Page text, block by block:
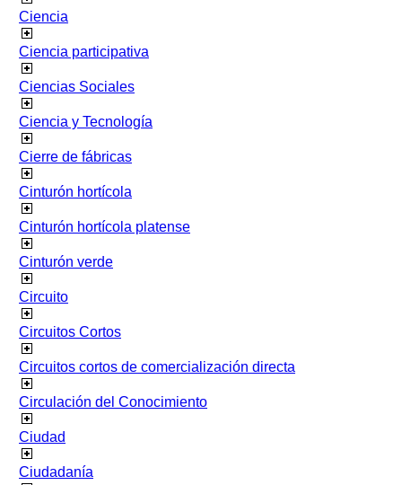
Ciencia
Ciencia participativa
Ciencias Sociales
Ciencia y Tecnología
Cierre de fábricas
Cinturón hortícola
Cinturón hortícola platense
Cinturón verde
Circuito
Circuitos Cortos
Circuitos cortos de comercialización directa
Circulación del Conocimiento
Ciudad
Ciudadanía